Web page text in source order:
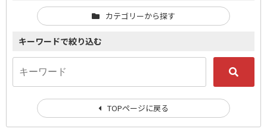
カテゴリーから探す
キーワードで絞り込む
TOPページに戻る